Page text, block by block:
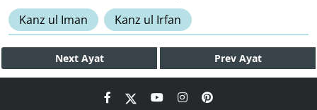
Kanz ul Iman Kanz ul Irfan
Next Ayat Prev Ayat